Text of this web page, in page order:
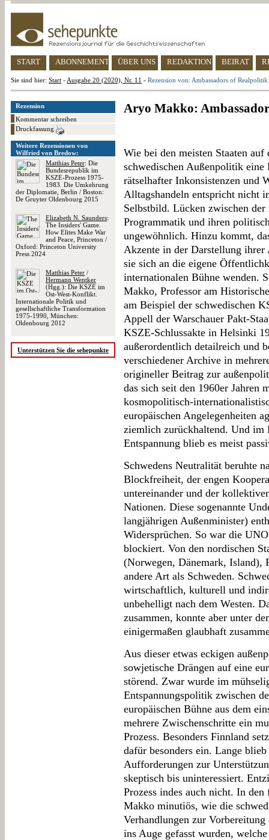
START ABONNEMENT ÜBER UNS REDAKTION BEIRAT
Sie sind hier: Start - Ausgabe 20 (2020), Nr. 11 - Rezension von: Ambassadors of Realpolitik
Rezension
Kommentar schreiben
Druckfassung
Weitere Rezensionen von
Wilfried von Bredow:
Matthias Peter: Die
Bundesrepublik im
KSZE-Prozess 1975-
1983. Die Umkehrung
der Diplomatie, Berlin / Boston:
De Gruyter Oldenbourg 2015
Elizabeth N. Saunders:
The Insiders' Game.
How Elites Make War
and Peace, Princeton /
Oxford: Princeton University
Press 2024
Matthias Peter /
Hermann Wentker
(Hgg.): Die KSZE im
Ost-West-Konflikt.
Internationale Politik und
gesellschaftliche Transformation
1975-1990, München:
Oldenbourg 2012
Unterstützen Sie die sehepunkte
Aryo Makko:
Wie bei den meisten Staaten
schwedischen Außenpolitik
rätselhafter Inkonsistenzen und
Alltagshandeln entspricht nicht
Selbstbild. Lücken zwischen
Programmatik und ihren
ungewöhnlich. Hinzu kommt,
Akzente in der Darstellung ihrer
sie sich an die eigene
internationalen Bühne wenden.
Makko, Professor am
am Beispiel der schwedischen
Appell der Warschauer Pakt-
KSZE-Schlussakte in Helsinki
außerordentlich detailreich und
verschiedener Archive in
origineller Beitrag zur
das sich seit den 1960er Jahren
kosmopolitisch-
europäischen Angelegenheiten
ziemlich zurückhaltend. Und im
Entspannung blieb es meist
Schwedens Neutralität beruhte
Blockfreiheit, der engen
untereinander und der
Nationen. Diese sogenannte
langjährigen Außenminister)
Widersprüchen. So war die
blockiert. Von den nordischen
(Norwegen, Dänemark, Island),
andere Art als Schweden.
wirtschaftlich, kulturell und
unbehelligt nach dem Westen.
zusammen, konnte aber unter
einigermaßen glaubhaft
Aus dieser etwas eckigen
sowjetische Drängen auf eine
störend. Zwar wurde im
Entspannungspolitik zwischen
europäischen Bühne aus dem
mehrere Zwischenschritte ein
Prozess. Besonders Finnland
dafür besonders ein. Lange
Aufforderungen zur
skeptisch bis uninteressiert.
Prozess indes auch nicht. In
Makko minutiös, wie die
Verhandlungen zur
ins Auge gefasst wurden,